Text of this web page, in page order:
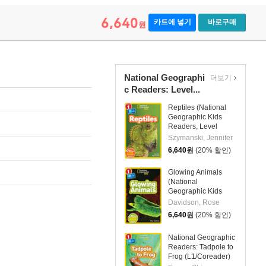
6,640원 카트에 넣기 바로구매
National Geographi
c Readers: Level...
Reptiles (National
Geographic Kids
Readers, Level
1/Co-Reader)
Szymanski, Jennifer
6,640원 (20% 할인)
Glowing Animals
(National
Geographic Kids
Readers, Level
1/Co-Reader)
Davidson, Rose
6,640원 (20% 할인)
National Geographic
Readers: Tadpole to
Frog (L1/Coreader)
더보기